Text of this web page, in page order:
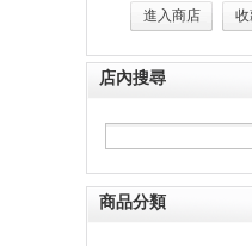
進入商店 收
店內搜尋
商品分類